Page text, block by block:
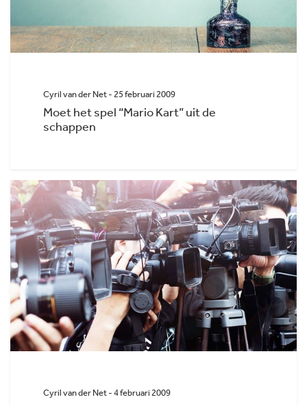
Cyril van der Net - 25 februari 2009
Moet het spel “Mario Kart” uit de
schappen
Cyril van der Net - 4 februari 2009